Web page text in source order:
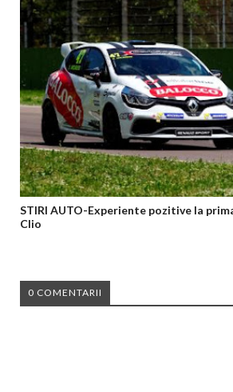
STIRI AUTO-Experiente pozitive la
Clio
0 COMENTARII